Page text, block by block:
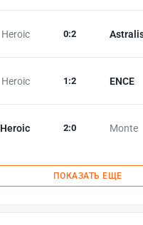
Heroic 0:2
Heroic ENCE
1 :2
Heroic Monte
2:0
ПОКАЗАТЬ ЕЩЕ